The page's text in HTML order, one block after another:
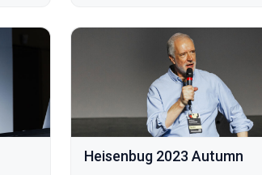
Heisenbug 2023 Autumn